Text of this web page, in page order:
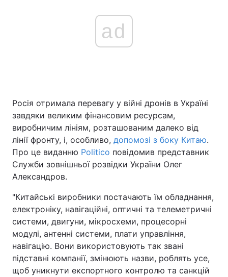
ad
Росія отримала перевагу у війні дронів в Україні
завдяки великим фінансовим ресурсам,
виробничим лініям, розташованим далеко від
лінії фронту, і, особливо, допомозі з боку Китаю.
Про це виданню Politico повідомив представник
Служби зовнішньої розвідки України Олег
Александров.
"Китайські виробники постачають їм обладнання,
електроніку, навігаційні, оптичні та телеметричні
системи, двигуни, мікросхеми, процесорні
модулі, антенні системи, плати управління,
навігацію. Вони використовують так звані
підставні компанії, змінюють назви, роблять усе,
щоб уникнути експортного контролю та санкцій